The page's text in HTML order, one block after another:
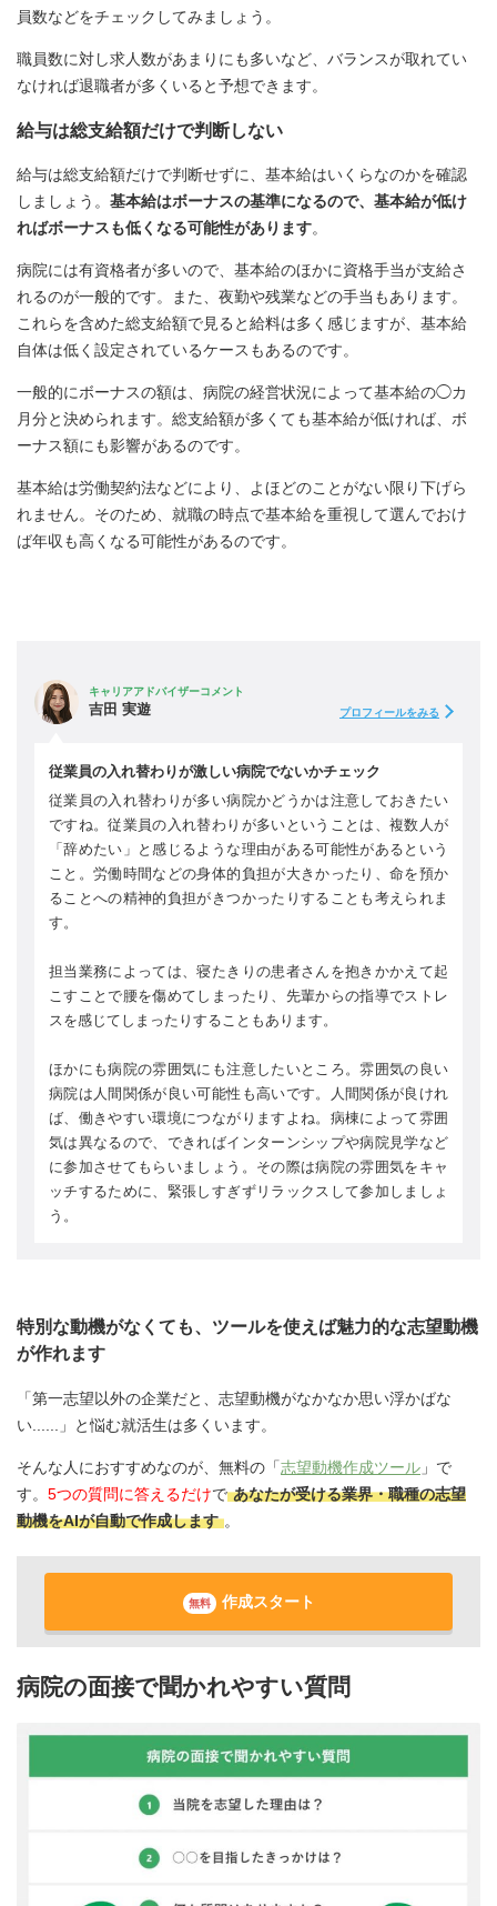
員数などをチェックしてみましょう。
職員数に対し求人数があまりにも多いなど、バランスが取れてい
なければ退職者が多くいると予想できます。
給与は総支給額だけで判断しない
給与は総支給額だけで判断せずに、基本給はいくらなのかを確認
しましょう。 基本給はボーナスの基準になるので、基本給が低け
ればボーナスも低くなる可能性があります。
病院には有資格者が多いので、基本給のほかに資格手当が支給さ
れるのが一般的です。また、夜勤や残業などの手当もあります。
これらを含めた総支給額で見ると給料は多く感じますが、基本給
自体は低く設定されているケースもあるのです。
一般的にボーナスの額は、病院の経営状況によって基本給の◯カ
月分と決められます。総支給額が多くても基本給が低ければ、ボ
ーナス額にも影響があるのです。
基本給は労働契約法などにより、よほどのことがない限り下げら
れません。そのため、就職の時点で基本給を重視して選んでおけ
ば年収も高くなる可能性があるのです。
キャリアアドバイザーコメント
吉田 実遊 プロフィールをみる
従業員の入れ替わりが激しい病院でないかチェック
従業員の入れ替わりが多い病院かどうかは注意しておきたい
ですね。従業員の入れ替わりが多いということは、複数人が
「辞めたい」と感じるような理由がある可能性があるという
こと。労働時間などの身体的負担が大きかったり、命を預か
ることへの精神的負担がきつかったりすることも考えられま
す。
担当業務によっては、寝たきりの患者さんを抱きかかえて起
こすことで腰を傷めてしまったり、先輩からの指導でストレ
スを感じてしまったりすることもあります。
ほかにも病院の雰囲気にも注意したいところ。雰囲気の良い
病院は人間関係が良い可能性も高いです。人間関係が良けれ
ば、働きやすい環境につながりますよね。病棟によって雰囲
気は異なるので、できればインターンシップや病院見学など
に参加させてもらいましょう。その際は病院の雰囲気をキャ
ッチするために、緊張しすぎずリラックスして参加しましょ
う。
特別な動機がなくても、ツールを使えば魅力的な志望動機
が作れます
「第一志望以外の企業だと、志望動機がなかなか思い浮かばな
い......」と悩む就活生は多くいます。
そんな人におすすめなのが、無料の「志望動機作成ツール 」で
す。 5つの質問に答えるだけで あなたが受ける業界・職種の志望
動機をAIが自動で作成します 。
無料 作成スタート
病院の面接で聞かれやすい質問